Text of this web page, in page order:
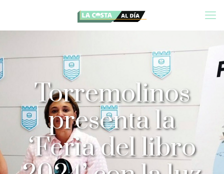
Torremolinos
presenta la
‘Feria del libro